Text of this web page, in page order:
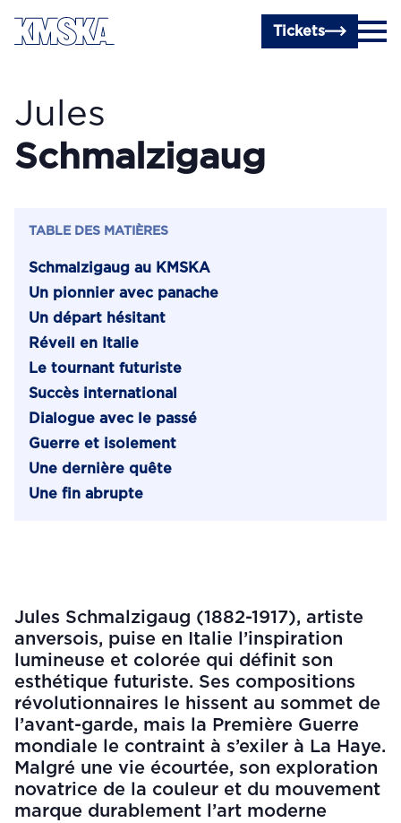
Passer au contenu principal
Tickets
Jules
Schmalzigaug
TABLE DES MATIÈRES
Schmalzigaug au KMSKA
Un pionnier avec panache
Un départ hésitant
Réveil en Italie
Le tournant futuriste
Succès international
Dialogue avec le passé
Guerre et isolement
Une dernière quête
Une fin abrupte
Jules Schmalzigaug (1882-1917), artiste
anversois, puise en Italie l’inspiration
lumineuse et colorée qui définit son
esthétique futuriste. Ses compositions
révolutionnaires le hissent au sommet de
l’avant-garde, mais la Première Guerre
mondiale le contraint à s’exiler à La Haye.
Malgré une vie écourtée, son exploration
novatrice de la couleur et du mouvement
marque durablement l’art moderne